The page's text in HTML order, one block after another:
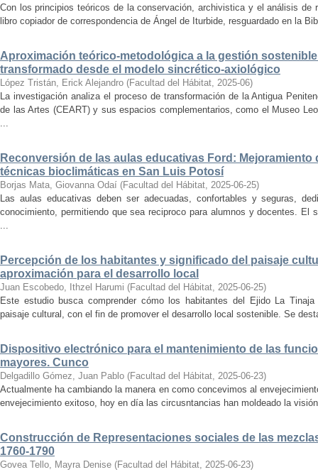
Con los principios teóricos de la conservación, archivistica y el análisis de
libro copiador de correspondencia de Ángel de Iturbide, resguardado en la
Aproximación teórico-metodológica a la gestión
transformado desde el modelo sincrético-axiológico
López Tristán, Erick Alejandro (Facultad del Hábitat, 2025-06)
La investigación analiza el proceso de transformación de la Antigua
de las Artes (CEART) y sus espacios complementarios, como el Museo
...
Reconversión de las aulas educativas Ford:
técnicas bioclimáticas en San Luis Potosí
Borjas Mata, Giovanna Odaí (Facultad del Hábitat, 2025-06-25)
Las aulas educativas deben ser adecuadas, confortables y seguras,
conocimiento, permitiendo que sea reciproco para alumnos y docentes. El
...
Percepción de los habitantes y significado del paisaje
aproximación para el desarrollo local
Juan Escobedo, Ithzel Harumi (Facultad del Hábitat, 2025-06-25)
Este estudio busca comprender cómo los habitantes del Ejido La
paisaje cultural, con el fin de promover el desarrollo local sostenible. Se
Dispositivo electrónico para el mantenimiento de las
mayores. Cunco
Delgadillo Gómez, Juan Pablo (Facultad del Hábitat, 2025-06-23)
Actualmente ha cambiando la manera en como concevimos al
envejecimiento exitoso, hoy en día las circusntancias han moldeado la
Construcción de Representaciones sociales de las
1760-1790
Govea Tello, Mayra Denise (Facultad del Hábitat, 2025-06-23)